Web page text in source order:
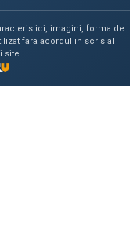
imagini, forma de
fara acordul in scris al
site.